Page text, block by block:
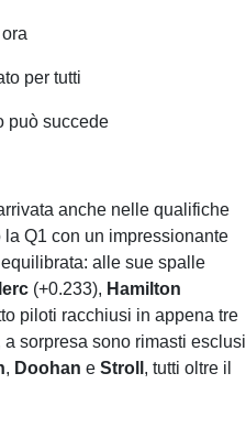
per tutti
può succede
anche nelle qualifiche
Q1 con un impressionante
alle sue spalle
(+0.233), Hamilton
piloti racchiusi in appena tre
sorpresa sono rimasti esclusi
, Doohan eStroll , tutti oltre il